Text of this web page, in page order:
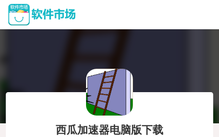
西瓜加速器电脑版下载